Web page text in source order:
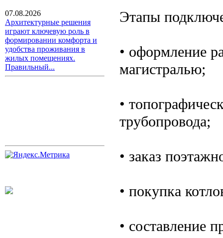
07.08.2026
Архитектурные решения
играют ключевую роль в
формировании комфорта и
удобства проживания в
жилых помещениях.
Правильный...
Этапы
• оформление
магистралью;
•
трубопровода;
• заказ
• покупка
• составление